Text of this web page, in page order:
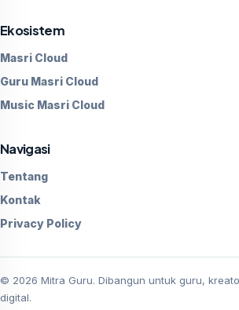
Ekosistem
Masri Cloud
Guru Masri Cloud
Music Masri Cloud
Navigasi
Tentang
Kontak
Privacy Policy
© 2026 Mitra Guru. Dibangun untuk guru,
digital.